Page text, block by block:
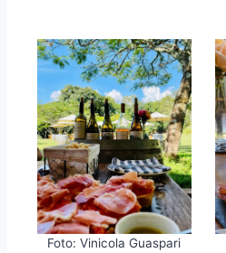
Foto: Vinicola Guaspari